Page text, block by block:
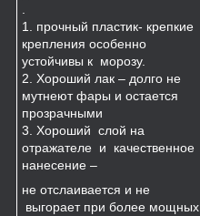
.
1. прочный пластик- крепкие
крепления особенно
устойчивы к морозу.
2. Хороший лак – долго не
мутнеют фары и остается
прозрачными
3. Хороший слой на
отражателе и качественное
нанесение –
не отслаивается и не
выгорает при более мощных